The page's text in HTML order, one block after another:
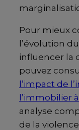
Pour mieux
l’évolution
influencer la
pouvez
l’impact de
l’immobilier
analyse
de la